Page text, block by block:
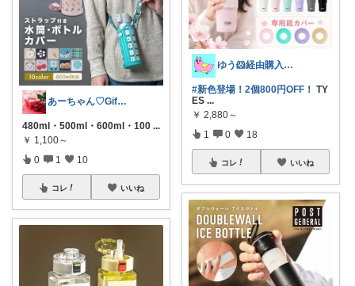
あーちゃん♡Giftで選びたい商品🌹
480ml・500ml・600ml・100 ...
￥ 1,100～
0 1 10
コレ いいね
ゆう🐹経由購入感謝🙇‍♀️
#新色登場！2個800円OFF！ TY
ES ...
￥ 2,880～
1 0 18
コレ いいね